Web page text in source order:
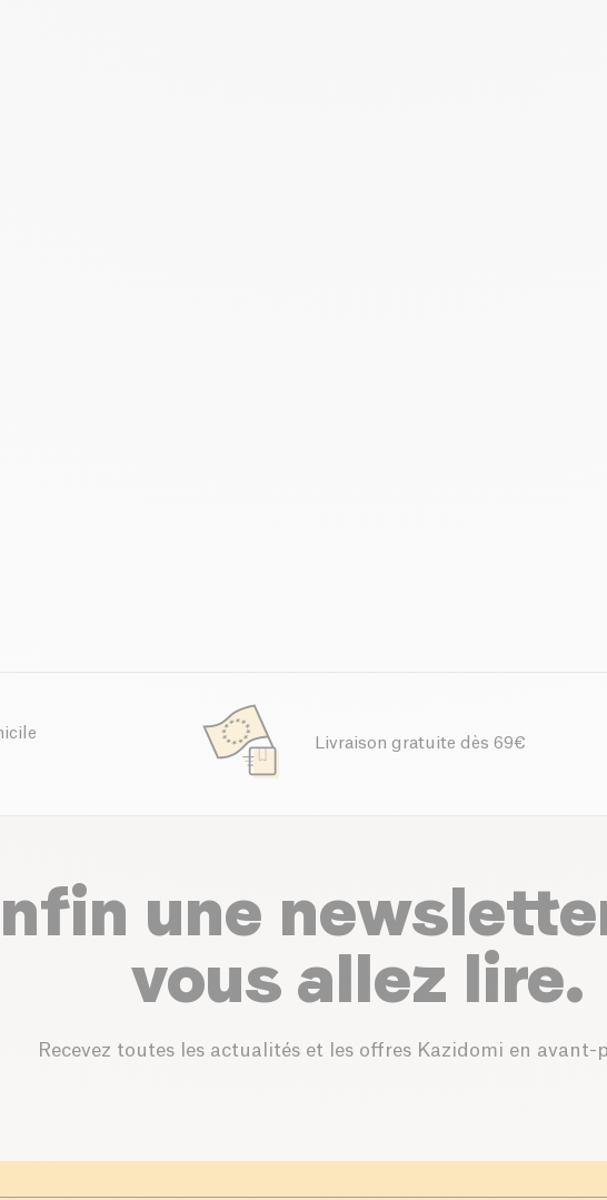
Livraison gratuite dès 69€
une
vous allez lire.
Recevez toutes les actualités et les offres Kazidomi en avant-